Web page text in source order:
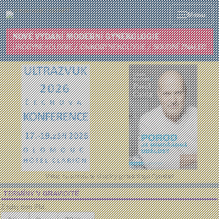
Menu
TERMÍNY V GRAVIDITĚ
Zadej den PM:
Vstup do uzavřené skupiny gynekologů Gynstart